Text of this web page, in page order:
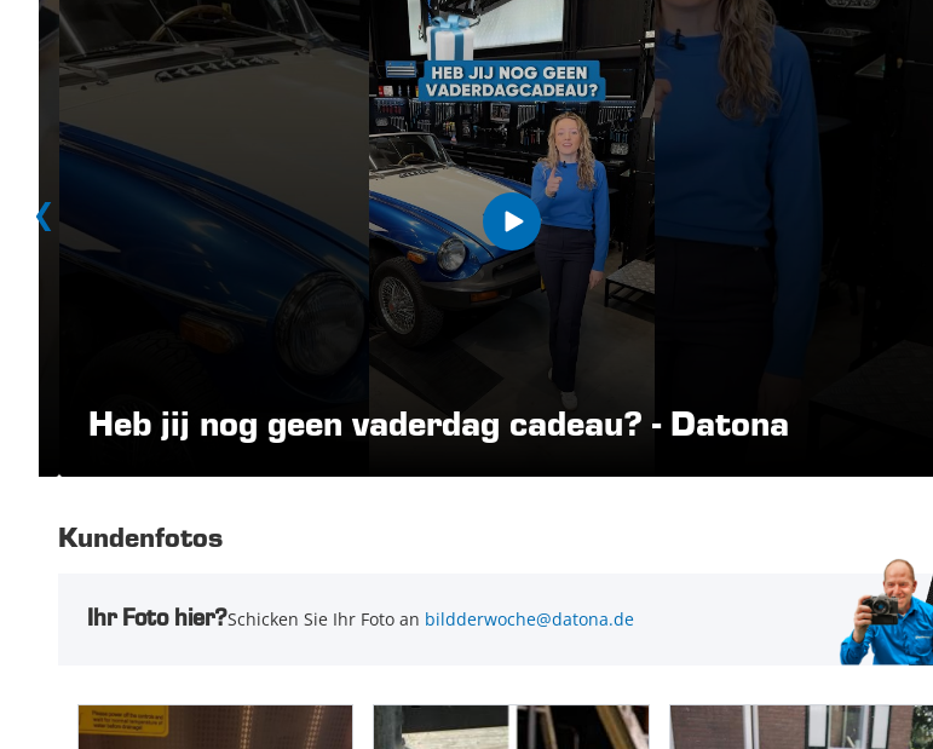
Heb jij nog geen vaderdag cadeau? - Datona
Kundenfotos
Ihr Foto hier?Schicken Sie Ihr Foto an bildderwoche@datona.de